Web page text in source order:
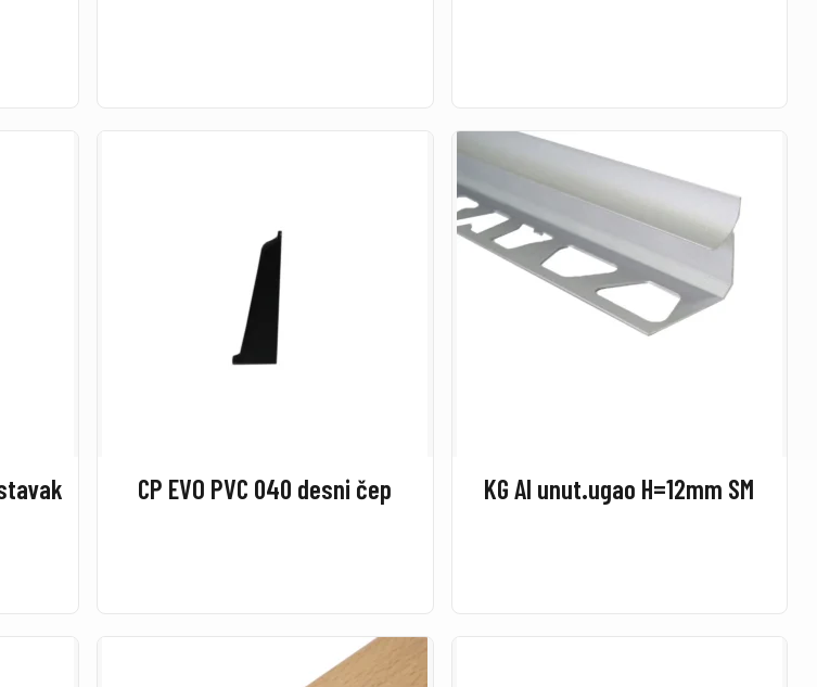
CP EVO PVC 040 desni čep KG Al unut.ugao H=12mm SM